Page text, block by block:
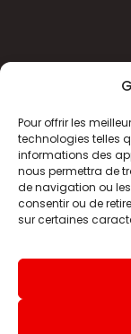
Pour offrir les
technologies telles
informations des
nous permettra de
de navigation ou les
consentir ou de
sur certaines
ACTUALITÉS
CLUB
BOUTIQUE